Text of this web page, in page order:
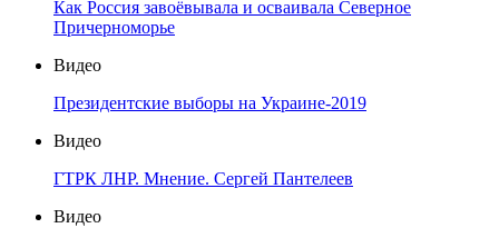
Как Россия завоёвывала и осваивала Северное
Причерноморье
Видео
Президентские выборы на Украине-2019
Видео
ГТРК ЛНР. Мнение. Сергей Пантелеев
Видео